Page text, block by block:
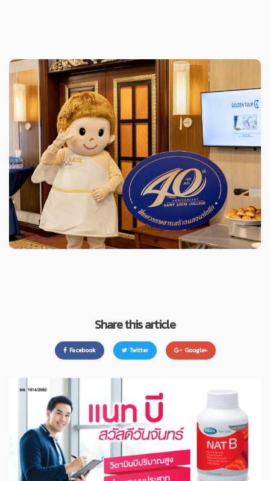
Share this article
Facebook Twitter Google+